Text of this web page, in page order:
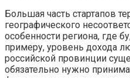
Большая часть стартапов
географического
особенности региона, где
примеру, уровень дохода
российской провинции
обязательно нужно